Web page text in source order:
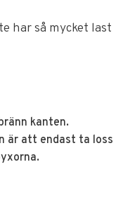
har så mycket last
kanten.
är att endast ta loss